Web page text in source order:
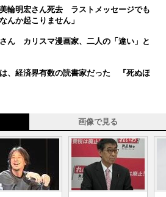
輪明宏さん死去 ラストメッセージでも
か起こりません」
ん カリスマ漫画家、二人の「違い」と
、経済界有数の読書家だった 『死ぬほ
画像で見る